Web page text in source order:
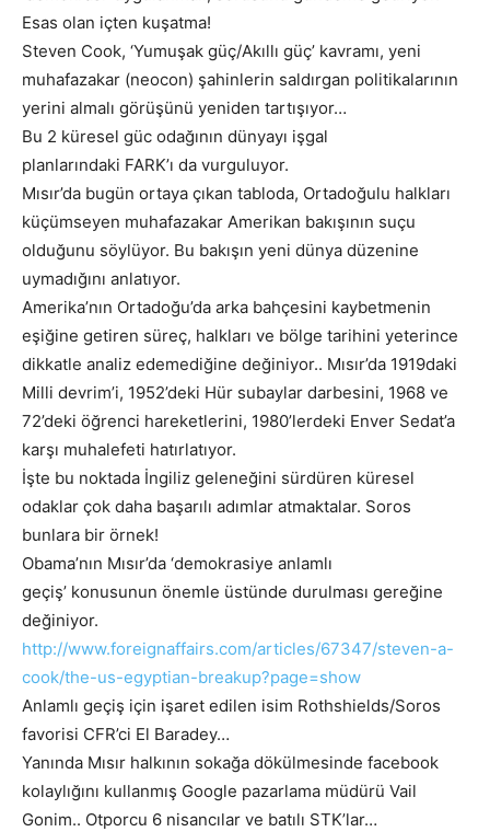
Esas olan içten kuşatma!
Steven Cook, ‘Yumuşak güç/Akıllı güç’ kavramı, yeni
muhafazakar (neocon) şahinlerin saldırgan politikalarının
yerini almalı görüşünü yeniden tartışıyor…
Bu 2 küresel güc odağının dünyayı işgal
planlarındaki FARK’ı da vurguluyor.
Mısır’da bugün ortaya çıkan tabloda, Ortadoğulu halkları
küçümseyen muhafazakar Amerikan bakışının suçu
olduğunu söylüyor. Bu bakışın yeni dünya düzenine
uymadığını anlatıyor.
Amerika’nın Ortadoğu’da arka bahçesini kaybetmenin
eşiğine getiren süreç, halkları ve bölge tarihini yeterince
dikkatle analiz edemediğine değiniyor.. Mısır’da 1919daki
Milli devrim’i, 1952’deki Hür subaylar darbesini, 1968 ve
72’deki öğrenci hareketlerini, 1980’lerdeki Enver Sedat’a
karşı muhalefeti hatırlatıyor.
İşte bu noktada İngiliz geleneğini sürdüren küresel
odaklar çok daha başarılı adımlar atmaktalar. Soros
bunlara bir örnek!
Obama’nın Mısır’da ‘demokrasiye anlamlı
geçiş’ konusunun önemle üstünde durulması gereğine
değiniyor.
http://www.foreignaffairs.com/articles/67347/steven-a-
cook/the-us-egyptian-breakup?page=show
Anlamlı geçiş için işaret edilen isim Rothshields/Soros
favorisi CFR’ci El Baradey…
Yanında Mısır halkının sokağa dökülmesinde facebook
kolaylığını kullanmış Google pazarlama müdürü Vail
Gonim.. Otporcu 6 nisancılar ve batılı STK’lar…